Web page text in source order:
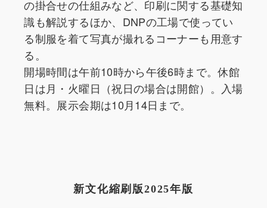
の掛合せの仕組みなど、印刷に関する基礎知
識も解説するほか、DNPの工場で使ってい
る制服を着て写真が撮れるコーナーも用意す
る。
開場時間は午前10時から午後6時まで。休館
日は月・火曜日（祝日の場合は開館）。入場
無料。展示会期は10月14日まで。
新文化縮刷版2025年版